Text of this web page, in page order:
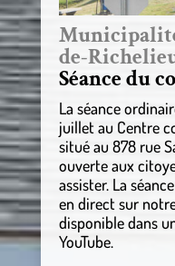
de-
Séance du
La séance
juillet au Centre
situé au 878 rue
ouverte aux
assister. La
en direct sur
disponible dans
YouTube.